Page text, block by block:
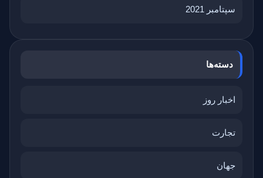
سپتامبر 2021
دسته‌ها
اخبار روز
تجارت
جهان